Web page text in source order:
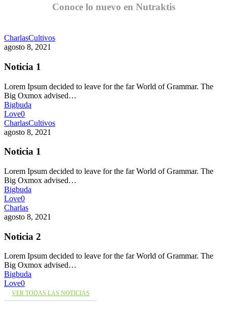
Conoce lo nuevo en Nutraktis
CharlasCultivos
agosto 8, 2021
Noticia 1
Lorem Ipsum decided to leave for the far World of Grammar. The
Big Oxmox advised…
Bigbuda
Love0
CharlasCultivos
agosto 8, 2021
Noticia 1
Lorem Ipsum decided to leave for the far World of Grammar. The
Big Oxmox advised…
Bigbuda
Love0
Charlas
agosto 8, 2021
Noticia 2
Lorem Ipsum decided to leave for the far World of Grammar. The
Big Oxmox advised…
Bigbuda
Love0
VER TODAS LAS NOTICIAS